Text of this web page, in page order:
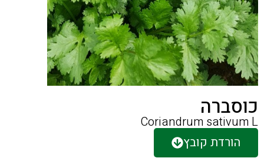
כוסברה
Coriandrum sativum L
הורדת קובץ